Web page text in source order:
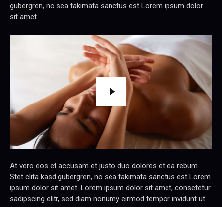
gubergren, no sea takimata sanctus est Lorem ipsum dolor
sit amet.
At vero eos et accusam et justo duo dolores et ea rebum.
Stet clita kasd gubergren, no sea takimata sanctus est Lorem
ipsum dolor sit amet. Lorem ipsum dolor sit amet, consetetur
sadipscing elitr, sed diam nonumy eirmod tempor invidunt ut